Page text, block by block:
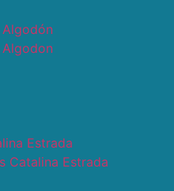
Algodón
Estrada
Catalina Estrada